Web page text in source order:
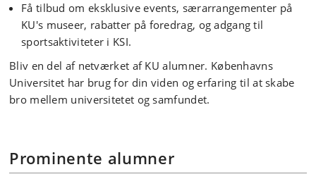
Få tilbud om eksklusive events, særarrangementer på
KU's museer, rabatter på foredrag, og adgang til
sportsaktiviteter i KSI.
Bliv en del af netværket af KU alumner. Københavns
Universitet har brug for din viden og erfaring til at skabe
bro mellem universitetet og samfundet.
Prominente alumner